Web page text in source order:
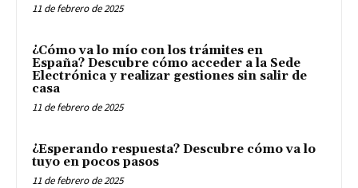
11 de febrero de 2025
¿Cómo va lo mío con los trámites en
España? Descubre cómo acceder a la Sede
Electrónica y realizar gestiones sin salir de
casa
11 de febrero de 2025
¿Esperando respuesta? Descubre cómo va lo
tuyo en pocos pasos
11 de febrero de 2025